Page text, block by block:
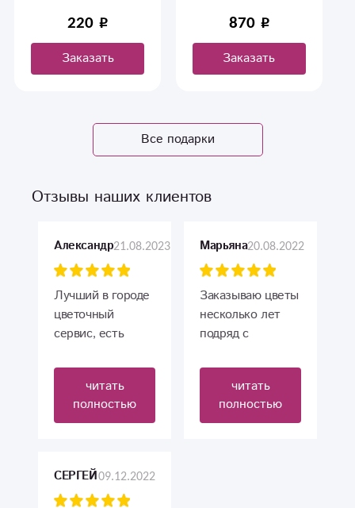
220
Заказать
870
Заказать
Все подарки
Отзывы наших клиентов
Александр21.08.2023
Лучший в городе
цветочный
сервис, есть
удобно, спасибо
Вам! Всем
рекомендую.
читать
полностью
Марьяна20.08.2022
Заказываю цветы
несколько лет
подряд с
Всегда шикарные
букеты, доставка
на высшем
уровне. Продавец
читать
полностью
СЕРГЕЙ09.12.2022